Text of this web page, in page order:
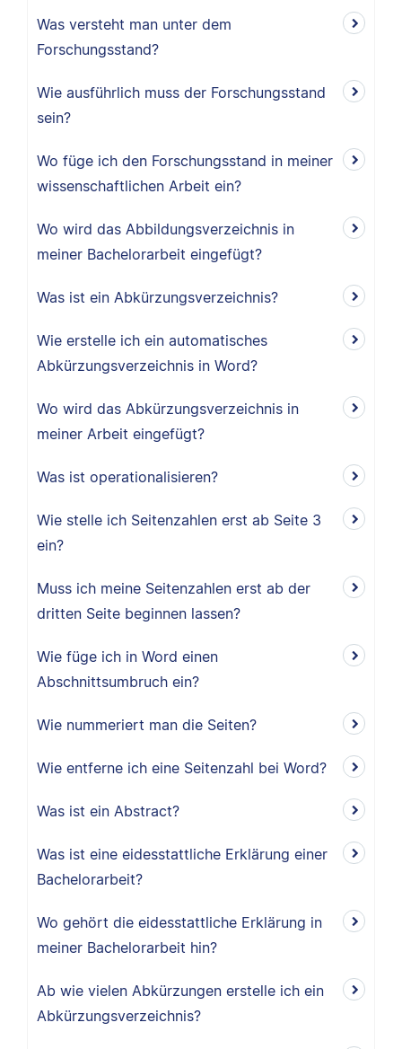
Was versteht man unter dem
Forschungsstand?
Wie ausführlich muss der Forschungsstand
sein?
Wo füge ich den Forschungsstand in meiner
wissenschaftlichen Arbeit ein?
Wo wird das Abbildungsverzeichnis in
meiner Bachelorarbeit eingefügt?
Was ist ein Abkürzungsverzeichnis?
Wie erstelle ich ein automatisches
Abkürzungsverzeichnis in Word?
Wo wird das Abkürzungsverzeichnis in
meiner Arbeit eingefügt?
Was ist operationalisieren?
Wie stelle ich Seitenzahlen erst ab Seite 3
ein?
Muss ich meine Seitenzahlen erst ab der
dritten Seite beginnen lassen?
Wie füge ich in Word einen
Abschnittsumbruch ein?
Wie nummeriert man die Seiten?
Wie entferne ich eine Seitenzahl bei Word?
Was ist ein Abstract?
Was ist eine eidesstattliche Erklärung einer
Bachelorarbeit?
Wo gehört die eidesstattliche Erklärung in
meiner Bachelorarbeit hin?
Ab wie vielen Abkürzungen erstelle ich ein
Abkürzungsverzeichnis?